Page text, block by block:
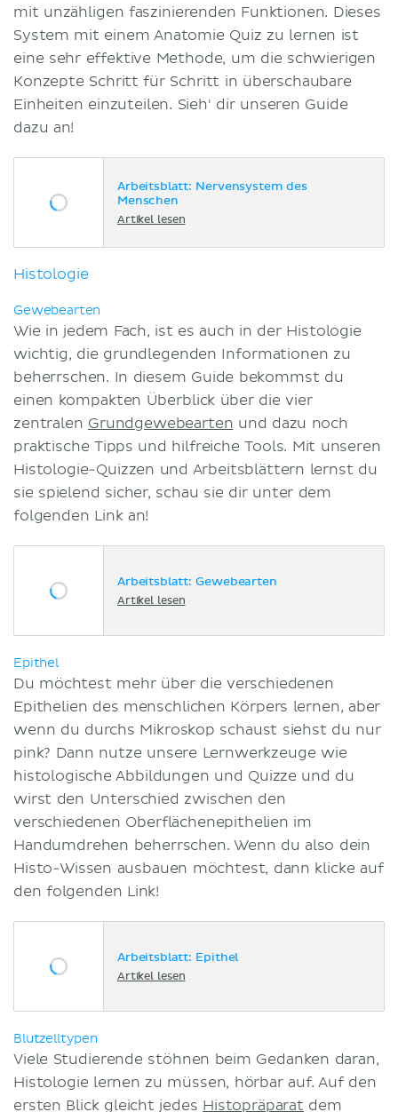
mit unzähligen faszinierenden Funktionen. Dieses
System mit einem Anatomie Quiz zu lernen ist
eine sehr effektive Methode, um die schwierigen
Konzepte Schritt für Schritt in überschaubare
Einheiten einzuteilen. Sieh' dir unseren Guide
dazu an!
Arbeitsblatt: Nervensystem des
Menschen
Artikel lesen
Histologie
Gewebearten
Wie in jedem Fach, ist es auch in der Histologie
wichtig, die grundlegenden Informationen zu
beherrschen. In diesem Guide bekommst du
einen kompakten Überblick über die vier
zentralen Grundgewebearten und dazu noch
praktische Tipps und hilfreiche Tools. Mit unseren
Histologie-Quizzen und Arbeitsblättern lernst du
sie spielend sicher, schau sie dir unter dem
folgenden Link an!
Arbeitsblatt: Gewebearten
Artikel lesen
Epithel
Du möchtest mehr über die verschiedenen
Epithelien des menschlichen Körpers lernen, aber
wenn du durchs Mikroskop schaust siehst du nur
pink? Dann nutze unsere Lernwerkzeuge wie
histologische Abbildungen und Quizze und du
wirst den Unterschied zwischen den
verschiedenen Oberflächenepithelien im
Handumdrehen beherrschen. Wenn du also dein
Histo-Wissen ausbauen möchtest, dann klicke auf
den folgenden Link!
Arbeitsblatt: Epithel
Artikel lesen
Blutzelltypen
Viele Studierende stöhnen beim Gedanken daran,
Histologie lernen zu müssen, hörbar auf. Auf den
ersten Blick gleicht jedes Histopräparat dem